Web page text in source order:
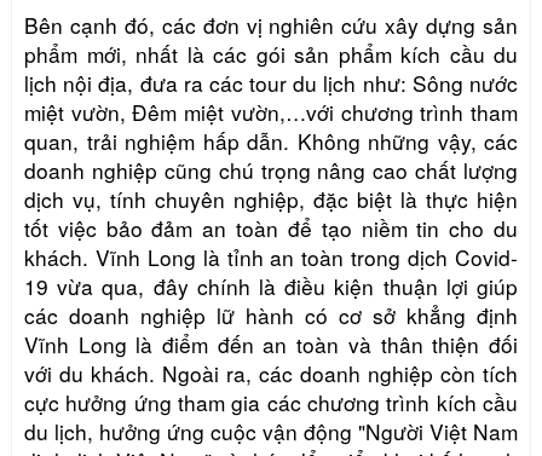
Bên cạnh đó, các đơn vị nghiên cứu xây dựng sản
phẩm mới, nhất là các gói sản phẩm kích cầu du
lịch nội địa, đưa ra các tour du lịch như: Sông nước
miệt vườn, Đêm miệt vườn,…với chương trình tham
quan, trải nghiệm hấp dẫn. Không những vậy, các
doanh nghiệp cũng chú trọng nâng cao chất lượng
dịch vụ, tính chuyên nghiệp, đặc biệt là thực hiện
tốt việc bảo đảm an toàn để tạo niềm tin cho du
khách. Vĩnh Long là tỉnh an toàn trong dịch Covid-
19 vừa qua, đây chính là điều kiện thuận lợi giúp
các doanh nghiệp lữ hành có cơ sở khẳng định
Vĩnh Long là điểm đến an toàn và thân thiện đối
với du khách. Ngoài ra, các doanh nghiệp còn tích
cực hưởng ứng tham gia các chương trình kích cầu
du lịch, hưởng ứng cuộc vận động "Người Việt Nam